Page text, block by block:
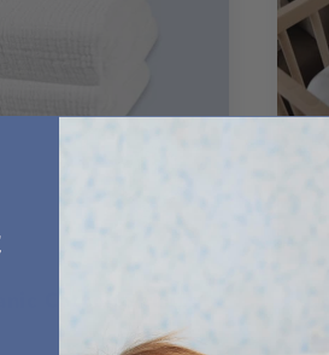
Cotton Sheets